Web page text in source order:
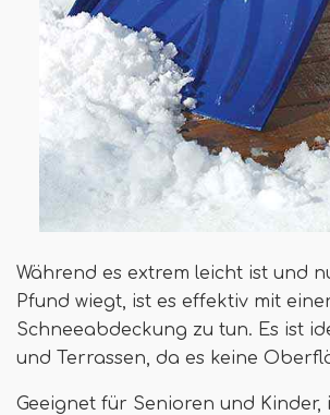
Während es extrem leicht ist und
Pfund wiegt, ist es effektiv mit
Schneeabdeckung zu tun. Es ist
und Terrassen, da es keine
Geeignet für Senioren und Kinder,